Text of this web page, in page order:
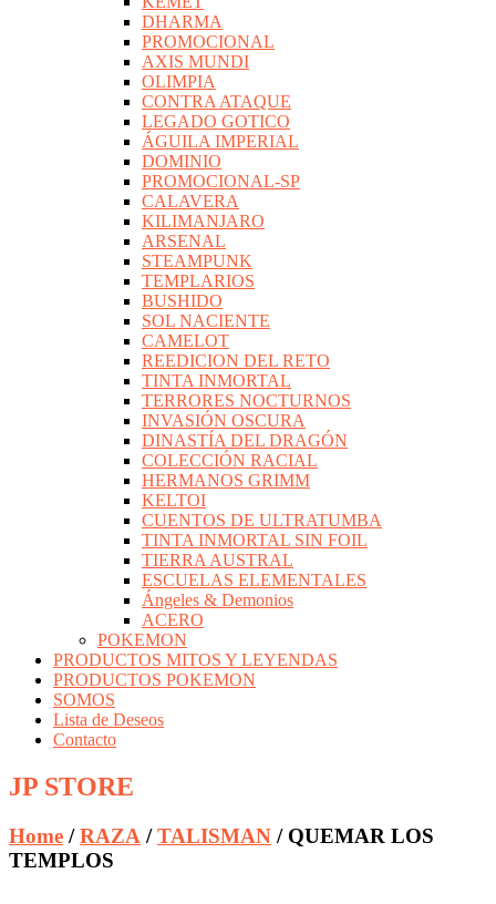
DHARMA
PROMOCIONAL
AXIS MUNDI
OLIMPIA
CONTRA ATAQUE
LEGADO GOTICO
ÁGUILA IMPERIAL
DOMINIO
PROMOCIONAL-SP
CALAVERA
KILIMANJARO
ARSENAL
STEAMPUNK
TEMPLARIOS
BUSHIDO
SOL NACIENTE
CAMELOT
REEDICION DEL RETO
TINTA INMORTAL
TERRORES NOCTURNOS
INVASIÓN OSCURA
DINASTÍA DEL DRAGÓN
COLECCIÓN RACIAL
HERMANOS GRIMM
KELTOI
CUENTOS DE ULTRATUMBA
TINTA INMORTAL SIN FOIL
TIERRA AUSTRAL
ESCUELAS ELEMENTALES
Ángeles & Demonios
ACERO
POKEMON
PRODUCTOS MITOS Y LEYENDAS
PRODUCTOS POKEMON
SOMOS
Lista de Deseos
Contacto
JP STORE
Home /RAZA /TALISMAN / QUEMAR LOS
TEMPLOS